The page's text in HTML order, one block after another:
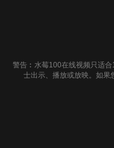
警告︰水莓100在线视频只适
士出示、播放或放映。如